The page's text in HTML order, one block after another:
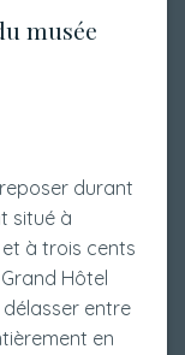
musée
durant
situé à
à trois cents
Hôtel
entre
en